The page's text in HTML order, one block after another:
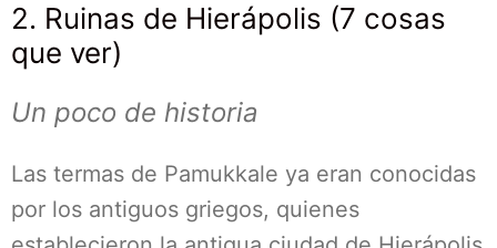
2. Ruinas de Hierápolis (7 cosas
que ver)
Un poco de historia
Las termas de Pamukkale ya eran conocidas
por los antiguos griegos, quienes